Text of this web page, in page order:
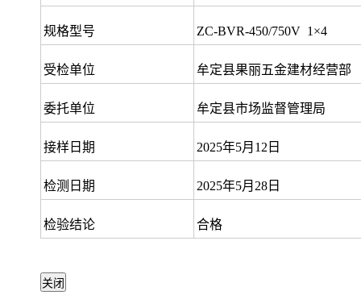
规格型号 ZC-BVR-450/750V 1×4
受检单位 牟定县果丽五金建材经营部
委托单位 牟定县市场监督管理局
接样日期 2025年5月12日
检测日期 2025年5月28日
检验结论 合格